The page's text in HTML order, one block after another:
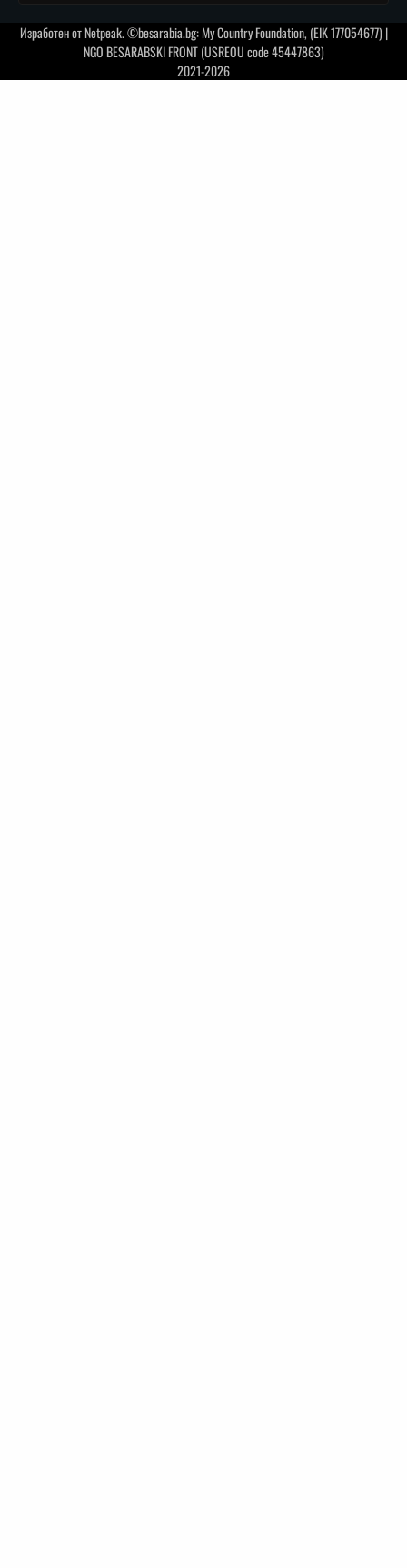
Изработен отNetpeak. ©besarabia.bg: My Country Foundation, (EIK 177054677) |
NGO BESARABSKI FRONT (USREOU code 45447863)
2021-2026